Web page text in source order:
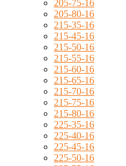
205-75-16
205-80-16
215-35-16
215-45-16
215-50-16
215-55-16
215-60-16
215-65-16
215-70-16
215-75-16
215-80-16
225-35-16
225-40-16
225-45-16
225-50-16